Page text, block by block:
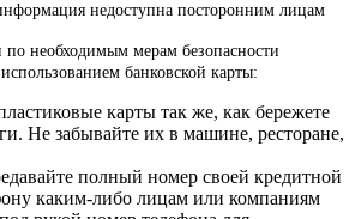
недоступна посторонним лицам
необходимым мерам безопасности
банковской карты:
карты так же, как бережете
Не забывайте их в машине, ресторане,
полный номер своей кредитной
каким-либо лицам или компаниям